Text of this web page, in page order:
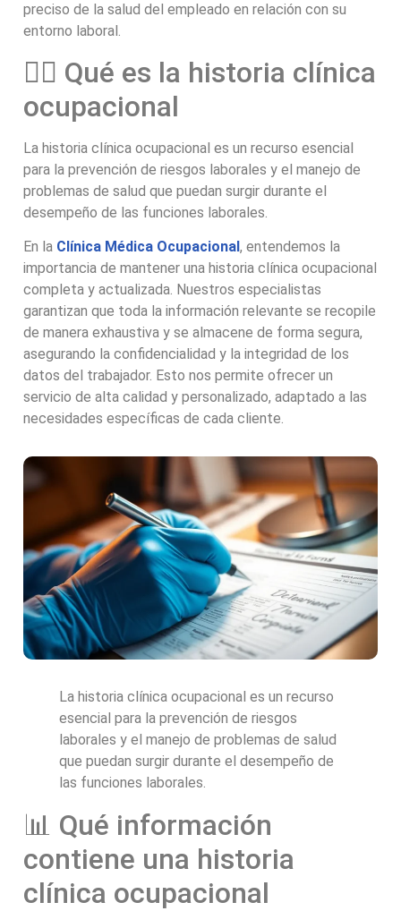
preciso de la salud del empleado en relación con su
entorno laboral.
👨‍⚕️ Qué es la historia clínica
ocupacional
La historia clínica ocupacional es un recurso esencial
para la prevención de riesgos laborales y el manejo de
problemas de salud que puedan surgir durante el
desempeño de las funciones laborales.
En la Clínica Médica Ocupacional , entendemos la
importancia de mantener una historia clínica ocupacional
completa y actualizada. Nuestros especialistas
garantizan que toda la información relevante se recopile
de manera exhaustiva y se almacene de forma segura,
asegurando la confidencialidad y la integridad de los
datos del trabajador. Esto nos permite ofrecer un
servicio de alta calidad y personalizado, adaptado a las
necesidades específicas de cada cliente.
La historia clínica ocupacional es un recurso
esencial para la prevención de riesgos
laborales y el manejo de problemas de salud
que puedan surgir durante el desempeño de
las funciones laborales.
📊 Qué información
contiene una historia
clínica ocupacional